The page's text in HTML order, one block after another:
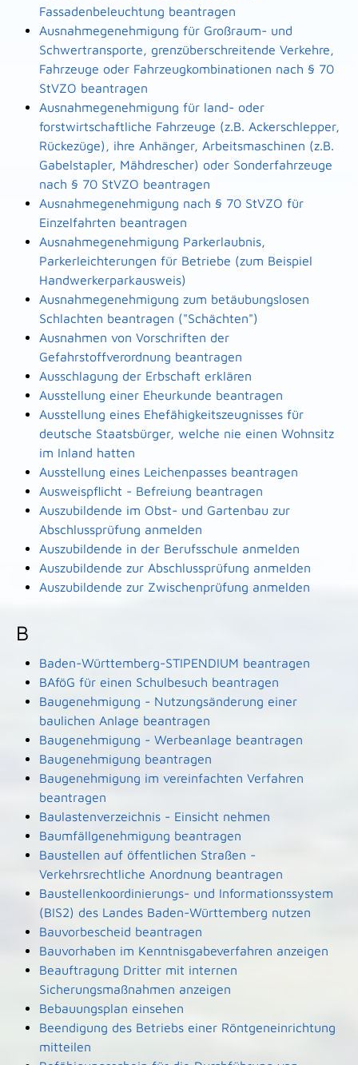
Fassadenbeleuchtung beantragen
Ausnahmegenehmigung für Großraum- und
Schwertransporte, grenzüberschreitende Verkehre,
Fahrzeuge oder Fahrzeugkombinationen nach § 70
StVZO beantragen
Ausnahmegenehmigung für land- oder
forstwirtschaftliche Fahrzeuge (z.B. Ackerschlepper,
Rückezüge), ihre Anhänger, Arbeitsmaschinen (z.B.
Gabelstapler, Mähdrescher) oder Sonderfahrzeuge
nach § 70 StVZO beantragen
Ausnahmegenehmigung nach § 70 StVZO für
Einzelfahrten beantragen
Ausnahmegenehmigung Parkerlaubnis,
Parkerleichterungen für Betriebe (zum Beispiel
Handwerkerparkausweis)
Ausnahmegenehmigung zum betäubungslosen
Schlachten beantragen ("Schächten")
Ausnahmen von Vorschriften der
Gefahrstoffverordnung beantragen
Ausschlagung der Erbschaft erklären
Ausstellung einer Eheurkunde beantragen
Ausstellung eines Ehefähigkeitszeugnisses für
deutsche Staatsbürger, welche nie einen Wohnsitz
im Inland hatten
Ausstellung eines Leichenpasses beantragen
Ausweispflicht - Befreiung beantragen
Auszubildende im Obst- und Gartenbau zur
Abschlussprüfung anmelden
Auszubildende in der Berufsschule anmelden
Auszubildende zur Abschlussprüfung anmelden
Auszubildende zur Zwischenprüfung anmelden
B
Baden-Württemberg-STIPENDIUM beantragen
BAföG für einen Schulbesuch beantragen
Baugenehmigung - Nutzungsänderung einer
baulichen Anlage beantragen
Baugenehmigung - Werbeanlage beantragen
Baugenehmigung beantragen
Baugenehmigung im vereinfachten Verfahren
beantragen
Baulastenverzeichnis - Einsicht nehmen
Baumfällgenehmigung beantragen
Baustellen auf öffentlichen Straßen -
Verkehrsrechtliche Anordnung beantragen
Baustellenkoordinierungs- und Informationssystem
(BIS2) des Landes Baden-Württemberg nutzen
Bauvorbescheid beantragen
Bauvorhaben im Kenntnisgabeverfahren anzeigen
Beauftragung Dritter mit internen
Sicherungsmaßnahmen anzeigen
Bebauungsplan einsehen
Beendigung des Betriebs einer Röntgeneinrichtung
mitteilen